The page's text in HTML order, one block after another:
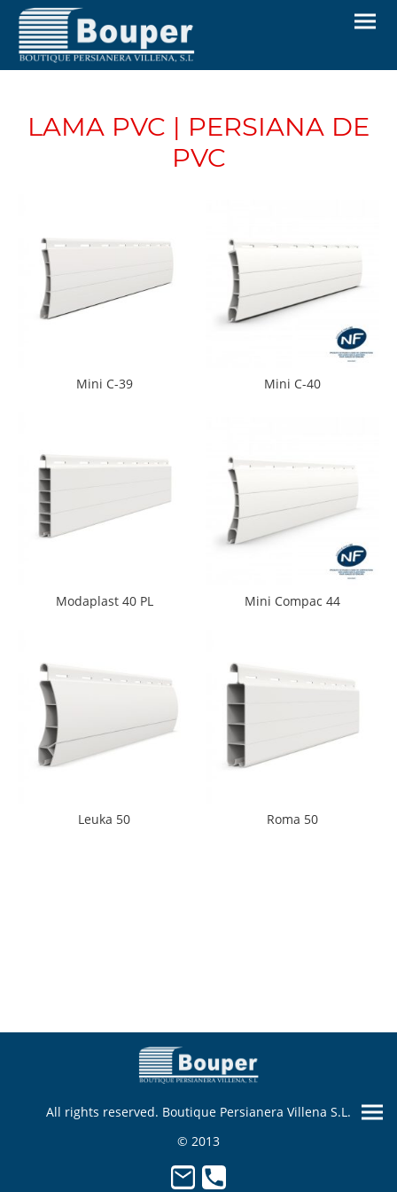
LAMA PVC | PERSIANA DE
PVC
Mini C-39 Mini C-40
Modaplast 40 PL Mini Compac 44
Leuka 50 Roma 50
All rights reserved. Boutique Persianera Villena S.L.
© 2013